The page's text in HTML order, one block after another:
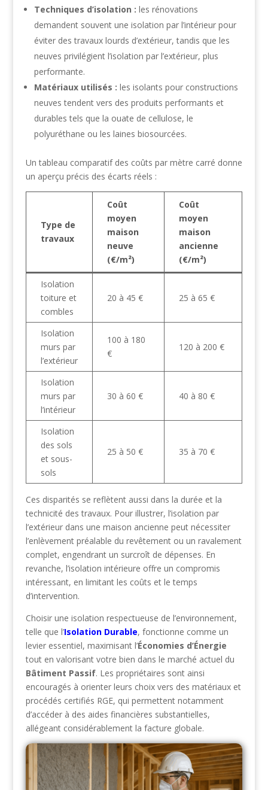
Techniques d’isolation : les rénovations
demandent souvent une isolation par l’intérieur pour
éviter des travaux lourds d’extérieur, tandis que les
neuves privilégient l’isolation par l’extérieur, plus
performante.
Matériaux utilisés : les isolants pour constructions
neuves tendent vers des produits performants et
durables tels que la ouate de cellulose, le
polyuréthane ou les laines biosourcées.
Un tableau comparatif des coûts par mètre carré donne
un aperçu précis des écarts réels :
Type de
travaux
Coût
moyen
maison
neuve
(€/m²)
Coût
moyen
maison
ancienne
(€/m²)
Isolation
toiture et
combles
20 à 45 € 25 à 65 €
Isolation
murs par
l’extérieur
100 à 180
€
120 à 200 €
Isolation
murs par
l’intérieur
30 à 60 € 40 à 80 €
Isolation
des sols
et sous-
sols
25 à 50 € 35 à 70 €
Ces disparités se reflètent aussi dans la durée et la
technicité des travaux. Pour illustrer, l’isolation par
l’extérieur dans une maison ancienne peut nécessiter
l’enlèvement préalable du revêtement ou un ravalement
complet, engendrant un surcroît de dépenses. En
revanche, l’isolation intérieure offre un compromis
intéressant, en limitant les coûts et le temps
d’intervention.
Choisir une isolation respectueuse de l’environnement,
telle que l’Isolation Durable, fonctionne comme un
levier essentiel, maximisant l’Économies d’Énergie
tout en valorisant votre bien dans le marché actuel du
Bâtiment Passif. Les propriétaires sont ainsi
encouragés à orienter leurs choix vers des matériaux et
procédés certifiés RGE, qui permettent notamment
d’accéder à des aides financières substantielles,
allégeant considérablement la facture globale.